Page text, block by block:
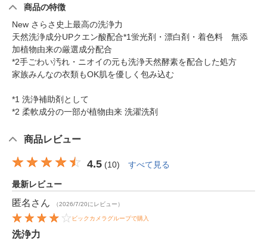
商品の特徴
New さらさ史上最高の洗浄力
天然洗浄成分UPクエン酸配合*1蛍光剤・漂白剤・着色料 無添
加植物由来の厳選成分配合
*2手ごわい汚れ・ニオイの元も洗浄天然酵素を配合した処方
家族みんなの衣類もOK肌を優しく包み込む
*1 洗浄補助剤として
*2 柔軟成分の一部が植物由来 洗濯洗剤
商品レビュー
4.5 (10) すべて見る
最新レビュー
匿名 さん （2026/7/20にレビュー）
ビックカメラグループで購入
洗浄力